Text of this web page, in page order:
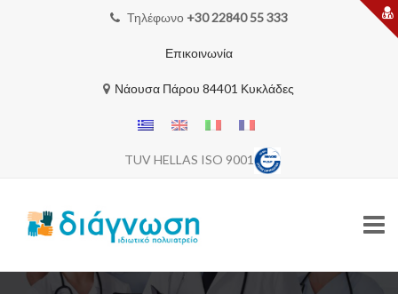
Τηλέφωνο +30 22840 55 333
Επικοινωνία
Νάουσα Πάρου 84401 Κυκλάδες
TUV HELLAS ISO 9001
Skip